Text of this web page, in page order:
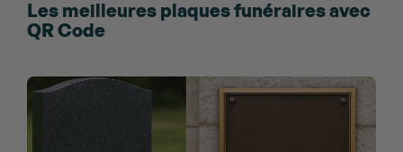
Les meilleures plaques funéraires avec
QR Code